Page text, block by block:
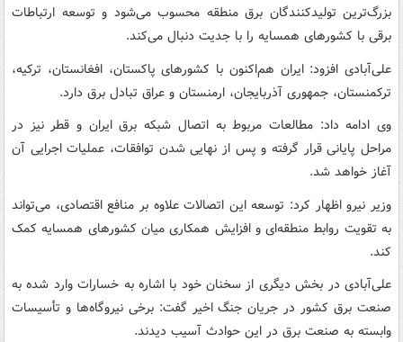
بزرگ‌ترین تولیدکنندگان برق منطقه محسوب می‌شود و توسعه ارتباطات
برقی با کشورهای همسایه را با جدیت دنبال می‌کند.
علی‌آبادی افزود: ایران هم‌اکنون با کشورهای پاکستان، افغانستان، ترکیه،
ترکمنستان، جمهوری آذربایجان، ارمنستان و عراق تبادل برق دارد.
وی ادامه داد: مطالعات مربوط به اتصال شبکه برق ایران و قطر نیز در
مراحل پایانی قرار گرفته و پس از نهایی شدن توافقات، عملیات اجرایی آن
آغاز خواهد شد.
وزیر نیرو اظهار کرد: توسعه این اتصالات علاوه بر منافع اقتصادی، می‌تواند
به تقویت روابط منطقه‌ای و افزایش همکاری میان کشورهای همسایه کمک
کند.
علی‌آبادی در بخش دیگری از سخنان خود با اشاره به خسارات وارد شده به
صنعت برق کشور در جریان جنگ اخیر گفت: برخی نیروگاه‌ها و تأسیسات
وابسته به صنعت برق در این حوادث آسیب دیدند.